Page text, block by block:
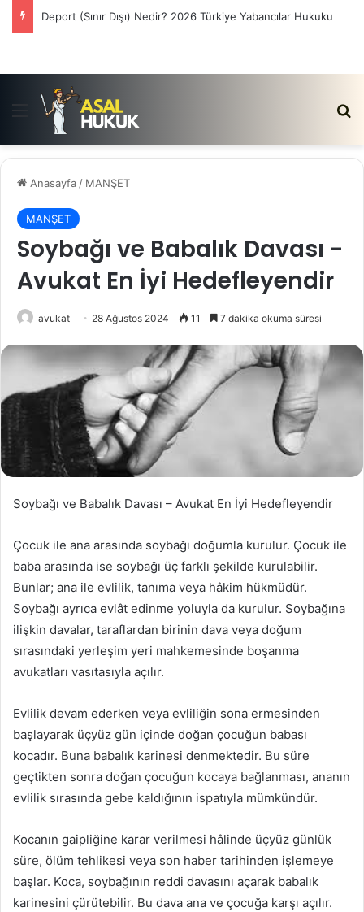
Satış Vaadi Sözleşmesi İptali Nedir?
Menü
Anasayfa / MANŞET
MANŞET
Soybağı ve Babalık Davası -
Avukat En İyi Hedefleyendir
avukat 28 Ağustos 2024 11 7 dakika okuma süresi
Soybağı ve Babalık Davası – Avukat En İyi Hedefleyendir
Çocuk ile ana arasında soybağı doğumla kurulur. Çocuk ile
baba arasında ise soybağı üç farklı şekilde kurulabilir.
Bunlar; ana ile evlilik, tanıma veya hâkim hükmüdür.
Soybağı ayrıca evlât edinme yoluyla da kurulur. Soybağına
ilişkin davalar, taraflardan birinin dava veya doğum
sırasındaki yerleşim yeri mahkemesinde boşanma
avukatları vasıtasıyla açılır.
Evlilik devam ederken veya evliliğin sona ermesinden
başlayarak üçyüz gün içinde doğan çocuğun babası
kocadır. Buna babalık karinesi denmektedir. Bu süre
geçtikten sonra doğan çocuğun kocaya bağlanması, ananın
evlilik sırasında gebe kaldığının ispatıyla mümkündür.
Kocanın gaipliğine karar verilmesi hâlinde üçyüz günlük
süre, ölüm tehlikesi veya son haber tarihinden işlemeye
başlar. Koca, soybağının reddi davasını açarak babalık
karinesini çürütebilir. Bu dava ana ve çocuğa karşı açılır.